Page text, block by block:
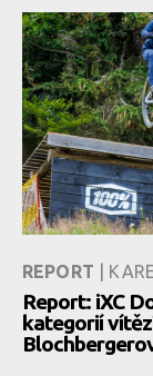
REPORT |
Report: iXC
kategorií